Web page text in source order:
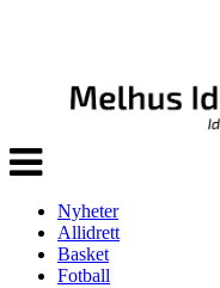
Veksle
navigasjon
Nyheter
Allidrett
Basket
Fotball